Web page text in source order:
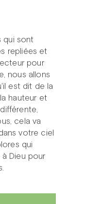
qui sont
repliées et
pour
nous allons
est dit de la
hauteur et
cela va
votre ciel
qui
Dieu pour